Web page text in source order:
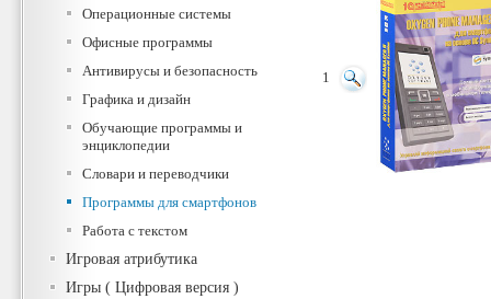
Операционные системы
Офисные программы
Антивирусы и безопасность
Графика и дизайн
Обучающие программы и
энциклопедии
Словари и переводчики
Программы для смартфонов
Работа с текстом
Игровая атрибутика
Игры ( Цифровая версия )
1